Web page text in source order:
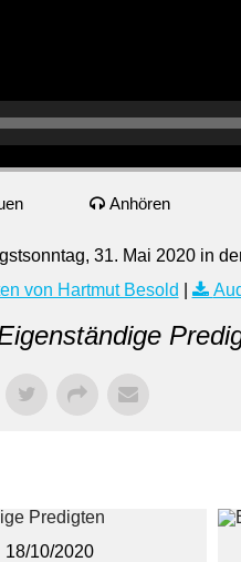
Anhören
31. Mai 2020 in
von Hartmut Besold
18/10/2020